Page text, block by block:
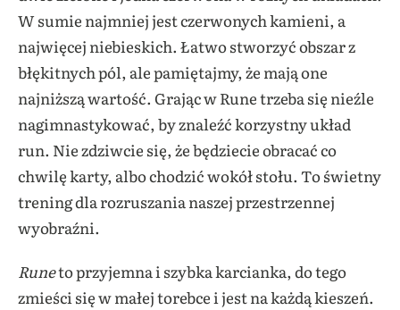
W sumie najmniej jest czerwonych kamieni, a
najwięcej niebieskich. Łatwo stworzyć obszar z
błękitnych pól, ale pamiętajmy, że mają one
najniższą wartość. Grając w Rune trzeba się nieźle
nagimnastykować, by znaleźć korzystny układ
run. Nie zdziwcie się, że będziecie obracać co
chwilę karty, albo chodzić wokół stołu. To świetny
trening dla rozruszania naszej przestrzennej
wyobraźni.
Runeto przyjemna i szybka karcianka, do tego
zmieści się w małej torebce i jest na każdą kieszeń.